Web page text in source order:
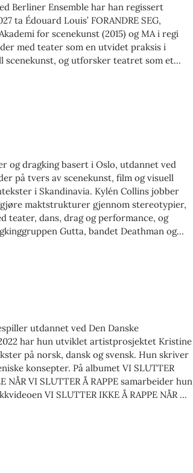
Berliner Ensemble har han regissert
ta Édouard Louis’ FORANDRE SEG,
for scenekunst (2015) og MA i regi
med teater som en utvidet praksis i
scenekunst, og utforsker teatret som et
og dragking basert i Oslo, utdannet ved
på tvers av scenekunst, film og visuell
i Skandinavia. Kylén Collins jobber
maktstrukturer gjennom stereotypier,
teater, dans, drag og performance, og
Gutta, bandet Deathman og
utdannet ved Den Danske
har hun utviklet artistprosjektet Kristine
på norsk, dansk og svensk. Hun skriver
konsepter. På albumet VI SLUTTER
NÅR VI SLUTTER Å RAPPE samarbeider hun
VI SLUTTER IKKE Å RAPPE NÅR VI